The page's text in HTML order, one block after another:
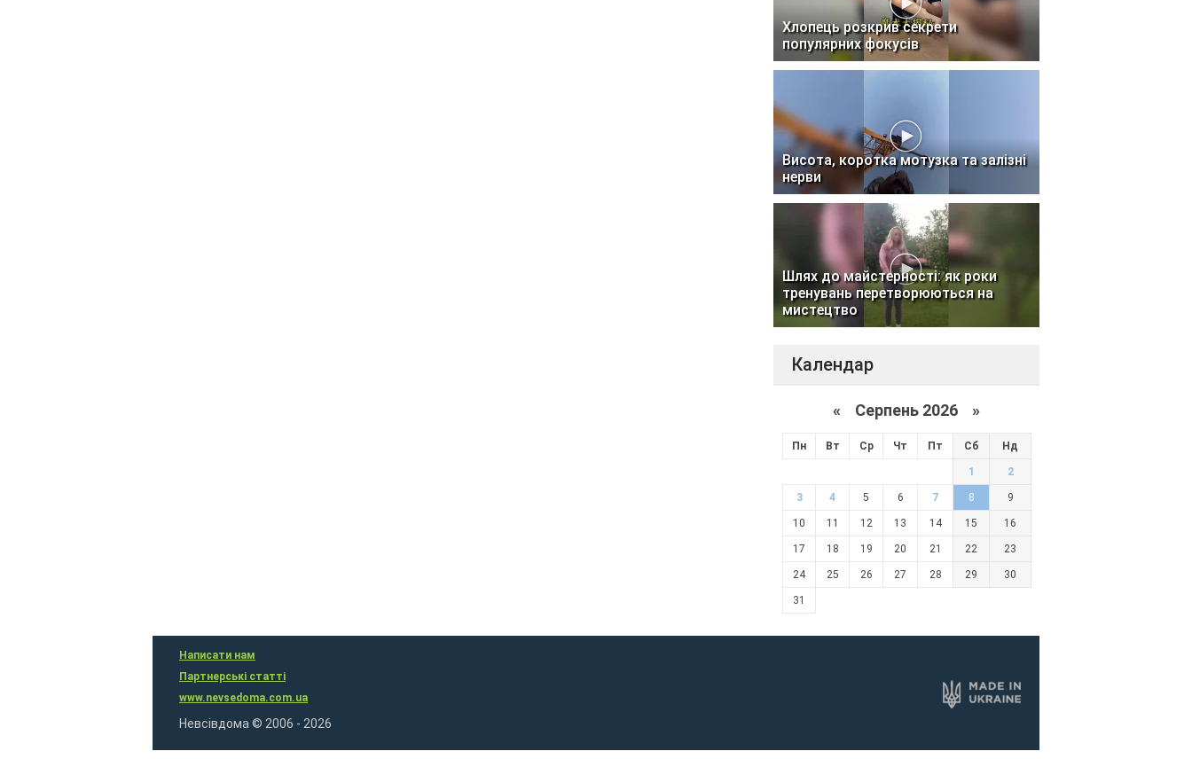
Хлопець розкрив секрети
популярних фокусів
Висота, коротка мотузка та залізні
нерви
Шлях до майстерності: як роки
тренувань перетворюються на
мистецтво
Календар
« Серпень 2026 »
Пн Вт Ср Чт Пт Сб Нд
1 2
3 4 5 6 7 8 9
10 11 12 13 14 15 16
17 18 19 20 21 22 23
24 25 26 27 28 29 30
31
Написати нам
Партнерські статті
www.nevsedoma.com.ua
Невсівдома © 2006 - 2026